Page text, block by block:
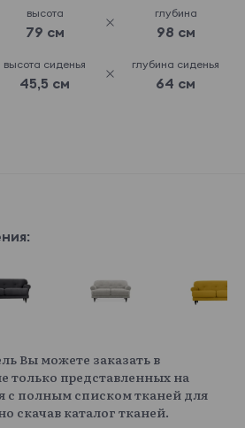
высота
79 см
глубина
98 см
высота сиденья
45,5 см
глубина сиденья
64 см
Вы можете заказать в
только представленных на
с полным списком тканей для
скачав каталог тканей.